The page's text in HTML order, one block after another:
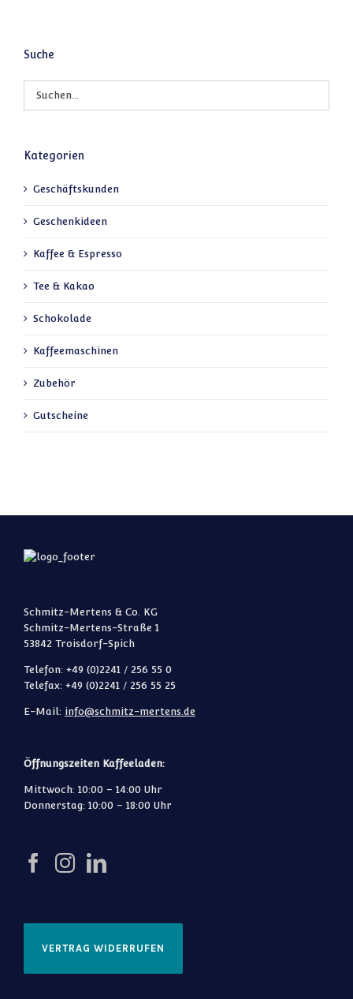
Suche
Kategorien
Geschäftskunden
Geschenkideen
Kaffee & Espresso
Tee & Kakao
Schokolade
Kaffeemaschinen
Zubehör
Gutscheine
Schmitz-Mertens & Co. KG
Schmitz-Mertens-Straße 1
53842 Troisdorf-Spich
Telefon: +49 (0)2241 / 256 55 0
Telefax: +49 (0)2241 / 256 55 25
E-Mail: info@schmitz-mertens.de
Öffnungszeiten Kaffeeladen:
Mittwoch: 10:00 – 14:00 Uhr
Donnerstag: 10:00 – 18:00 Uhr
VERTRAG WIDERRUFEN